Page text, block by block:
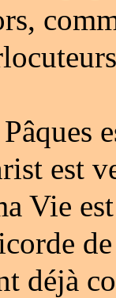
est
Vie
déjà